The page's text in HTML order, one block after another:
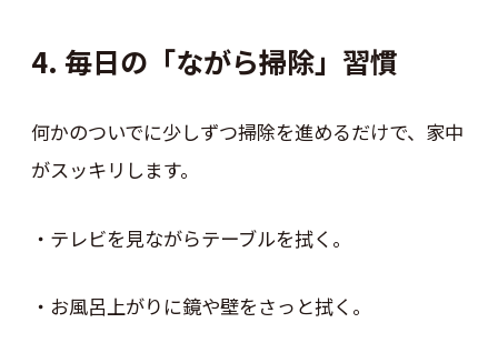
4. 毎日の「ながら掃除」習慣
何かのついでに少しずつ掃除を進めるだけで、家中
がスッキリします。
・テレビを見ながらテーブルを拭く。
・お風呂上がりに鏡や壁をさっと拭く。